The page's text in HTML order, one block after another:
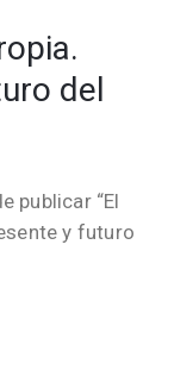
del
publicar “El
y futuro